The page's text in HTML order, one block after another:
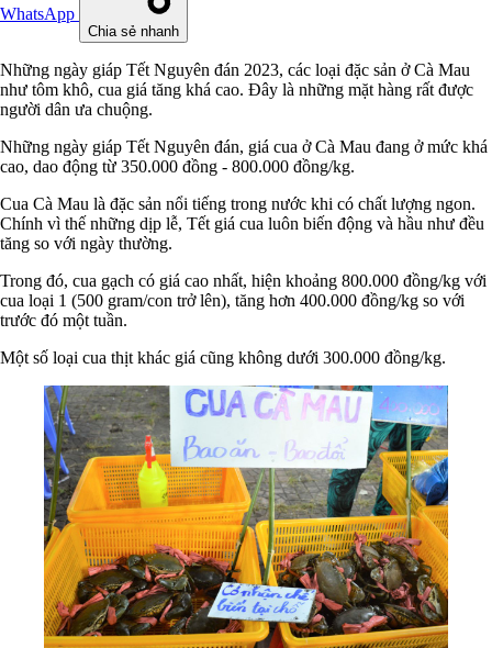
WhatsApp
Chia sẻ nhanh
Những ngày giáp Tết Nguyên đán 2023, các loại đặc sản ở Cà Mau
như tôm khô, cua giá tăng khá cao. Đây là những mặt hàng rất được
người dân ưa chuộng.
Những ngày giáp Tết Nguyên đán, giá cua ở Cà Mau đang ở mức khá
cao, dao động từ 350.000 đồng - 800.000 đồng/kg.
Cua Cà Mau là đặc sản nổi tiếng trong nước khi có chất lượng ngon.
Chính vì thế những dịp lễ, Tết giá cua luôn biến động và hầu như đều
tăng so với ngày thường.
Trong đó, cua gạch có giá cao nhất, hiện khoảng 800.000 đồng/kg với
cua loại 1 (500 gram/con trở lên), tăng hơn 400.000 đồng/kg so với
trước đó một tuần.
Một số loại cua thịt khác giá cũng không dưới 300.000 đồng/kg.